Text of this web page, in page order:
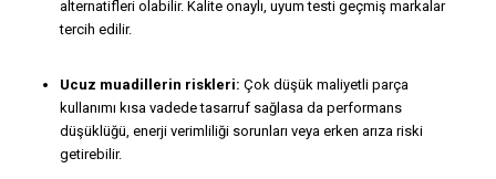
alternatifleri olabilir. Kalite onaylı, uyum testi geçmiş markalar
tercih edilir.
Ucuz muadillerin riskleri: Çok düşük maliyetli parça
kullanımı kısa vadede tasarruf sağlasa da performans
düşüklüğü, enerji verimliliği sorunları veya erken arıza riski
getirebilir.